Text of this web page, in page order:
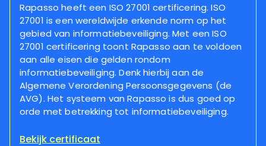
Rapasso heeft een ISO 27001 certificering. ISO
27001 is een wereldwijde erkende norm op het
gebied van informatiebeveiliging. Met een ISO
27001 certificering toont Rapasso aan te voldoen
aan alle eisen die gelden rondom
informatiebeveiliging. Denk hierbij aan de
Algemene Verordening Persoonsgegevens (de
AVG). Het systeem van Rapasso is dus goed op
orde met betrekking tot informatiebeveiliging.
Bekijk certificaat